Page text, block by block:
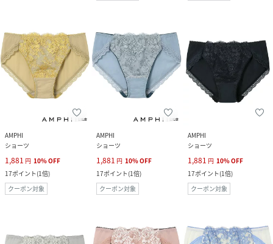
AMPHI
ショーツ
1,881 円 10%OFF
17ポイント(1倍)
クーポン対象
AMPHI
ショーツ
1,881 円 10%OFF
17ポイント(1倍)
クーポン対象
AMPHI
ショーツ
1,881 円 10%OFF
17ポイント(1倍)
クーポン対象